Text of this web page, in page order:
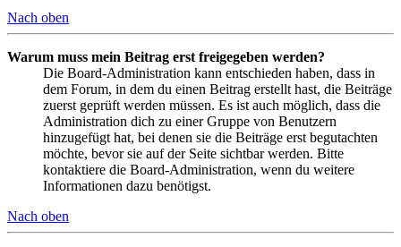
Nach oben
Warum muss mein Beitrag erst freigegeben werden?
Die Board-Administration kann entschieden haben, dass in
dem Forum, in dem du einen Beitrag erstellt hast, die Beiträge
zuerst geprüft werden müssen. Es ist auch möglich, dass die
Administration dich zu einer Gruppe von Benutzern
hinzugefügt hat, bei denen sie die Beiträge erst begutachten
möchte, bevor sie auf der Seite sichtbar werden. Bitte
kontaktiere die Board-Administration, wenn du weitere
Informationen dazu benötigst.
Nach oben